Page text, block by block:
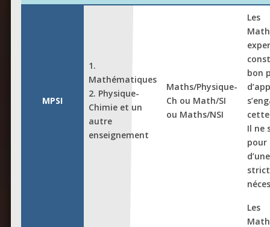
MPSI
1.
Mathématiques
2. Physique-
Chimie et un
autre
enseignement
Maths/Physique-
Ch ou Math/SI
ou Maths/NSI
Les
bon
Il ne
Les